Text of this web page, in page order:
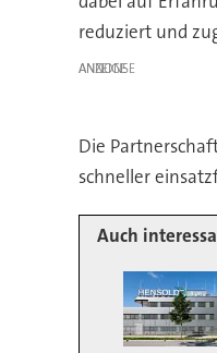
reduziert und
ANZEIGE
Die
schneller
Auch